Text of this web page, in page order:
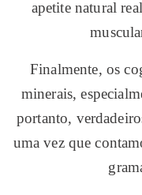
apetite natural
Finalmente, os
minerais,
portanto,
uma vez que